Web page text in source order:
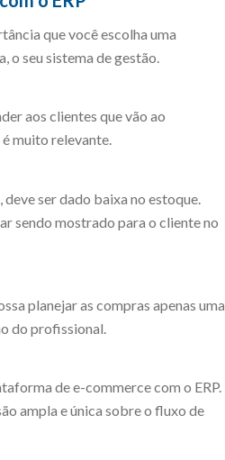
que você escolha uma
o seu sistema de gestão.
aos clientes que vão ao
muito relevante.
ser dado baixa no estoque.
sendo mostrado para o cliente no
planejar as compras apenas uma
do profissional.
de e-commerce com o ERP.
ampla e única sobre o fluxo de